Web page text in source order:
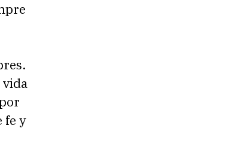
fe y